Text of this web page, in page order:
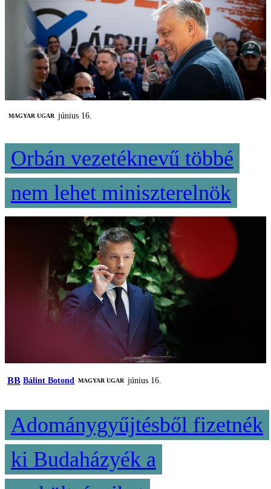
MAGYAR UGAR június 16.
Orbán vezetéknevű többé
nem lehet miniszterelnök
BB Bálint Botond MAGYAR UGAR június 16.
Adománygyűjtésből fizetnék
ki Budaházyék a